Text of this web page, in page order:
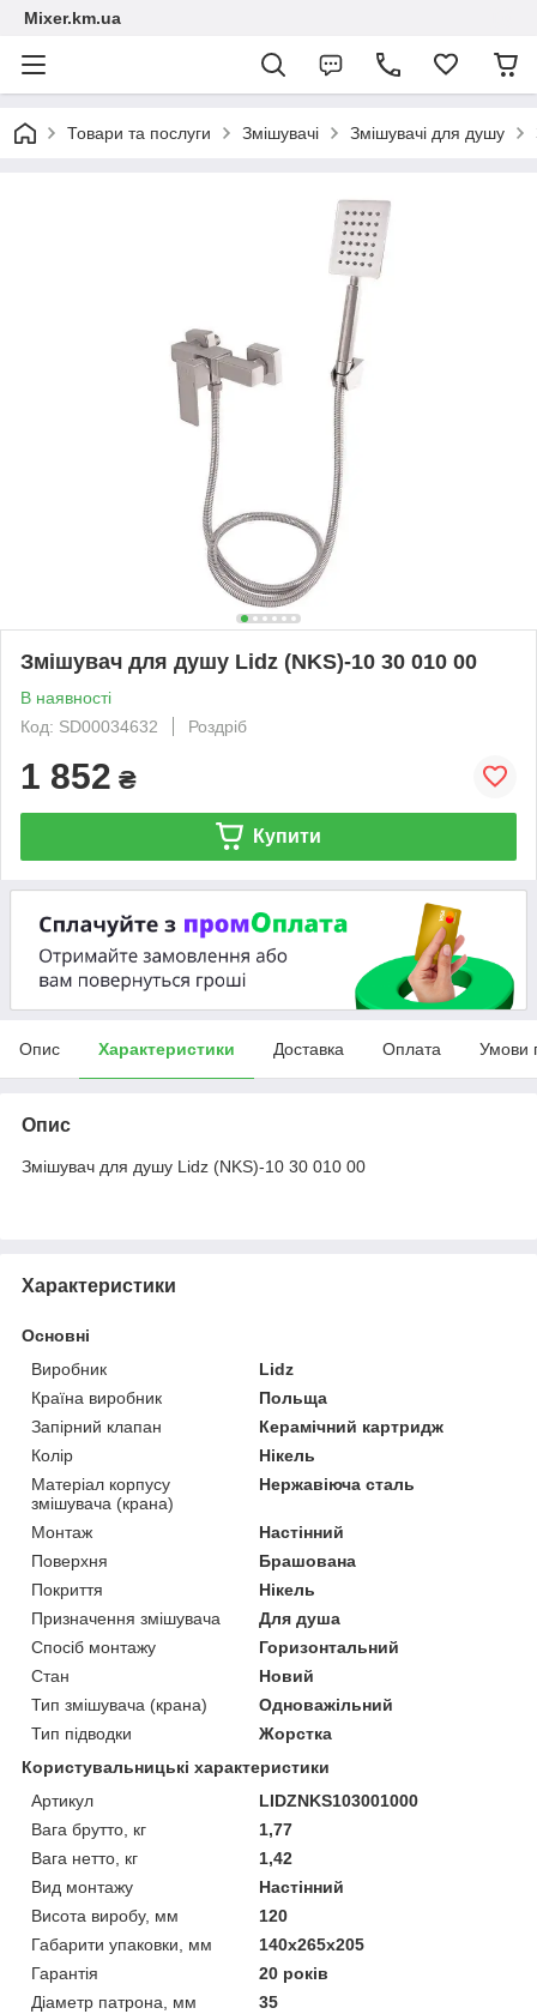
Mixer.km.ua
Товари та послуги Змішувачі Змішувачі для душу
Змішувач для душу Lidz (NKS)-10 30 010 00
В наявності
Код: SD00034632
Роздріб
1 852 ₴
Купити
Опис Характеристики Доставка Оплата Умови
Опис
Змішувач для душу Lidz (NKS)-10 30 010 00
Характеристики
Основні
Виробник
Lidz
Країна виробник
Польща
Запірний клапан
Керамічний картридж
Колір
Нікель
Матеріал корпусу
змішувача (крана)
Нержавіюча сталь
Монтаж
Настінний
Поверхня
Брашована
Покриття
Нікель
Призначення змішувача
Для душа
Спосіб монтажу
Горизонтальний
Стан
Новий
Тип змішувача (крана)
Одноважільний
Тип підводки
Жорстка
Користувальницькі характеристики
Артикул
LIDZNKS103001000
Вага брутто, кг
1,77
Вага нетто, кг
1,42
Вид монтажу
Настінний
Висота виробу, мм
120
Габарити упаковки, мм
140х265х205
Гарантія
20 років
Діаметр патрона, мм
35